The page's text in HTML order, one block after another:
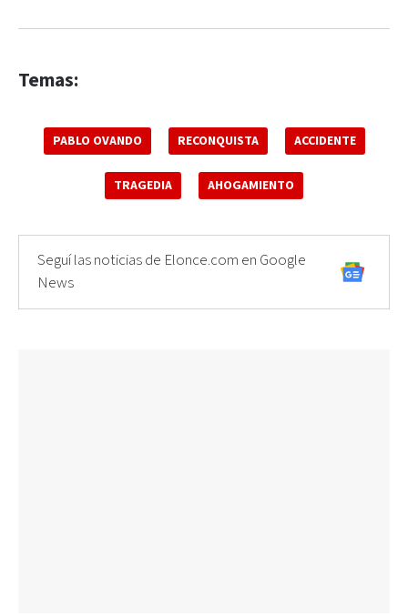
Temas:
PABLO OVANDO RECONQUISTA ACCIDENTE
TRAGEDIA AHOGAMIENTO
Seguí las noticias de Elonce.com en Google
News